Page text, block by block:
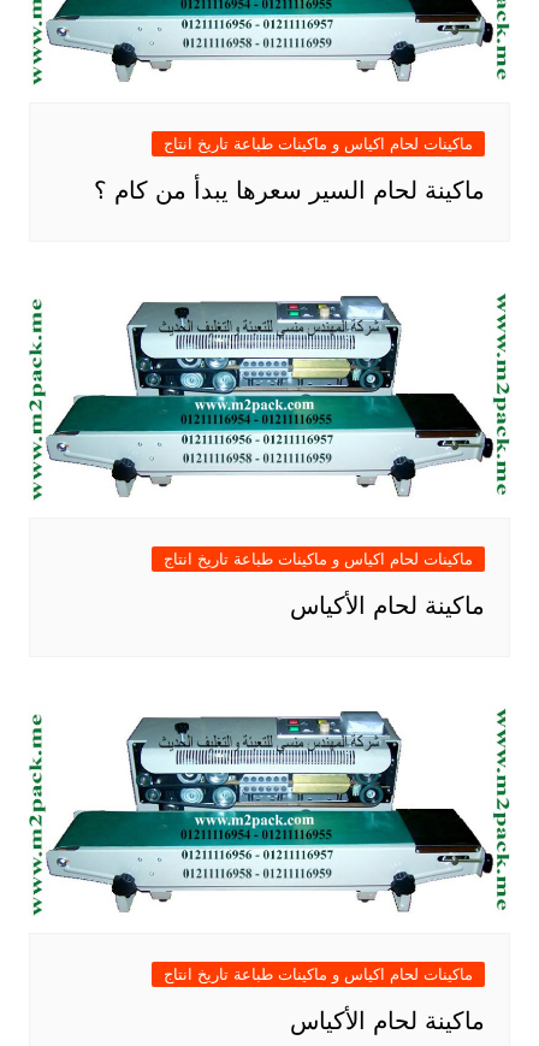
ماكينات لحام اكياس و ماكينات طباعة تاريخ انتاج
ماكينة لحام السير سعرها يبدأ من كام ؟
ماكينات لحام اكياس و ماكينات طباعة تاريخ انتاج
ماكينة لحام الأكياس
ماكينات لحام اكياس و ماكينات طباعة تاريخ انتاج
ماكينة لحام الأكياس